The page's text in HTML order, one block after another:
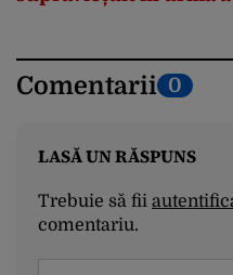
Comentarii 0
LASĂ UN RĂSPUNS
Trebuie să fii
comentariu.